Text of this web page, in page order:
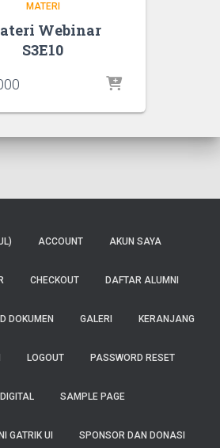
MATERI
Webinar
S3E10
ACCOUNT AKUN SAYA
CHECKOUT DAFTAR ALUMNI
DOKUMEN GALERI KERANJANG
LOGOUT PASSWORD RESET
SAMPLE PAGE
GATRIK UI SPONSOR DAN DONASI